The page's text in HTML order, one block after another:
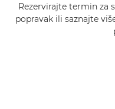
Rezervirajte termin za
popravak ili saznajte